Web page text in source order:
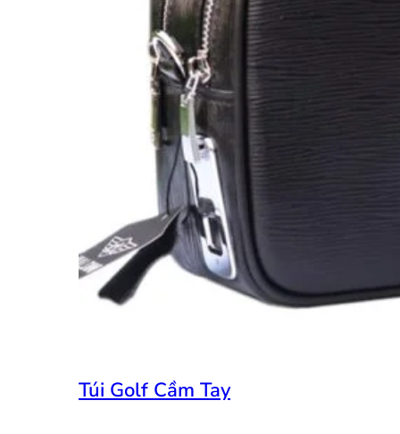
Túi Golf Cầm Tay